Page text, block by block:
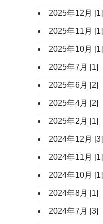
2025年12月 [1]
2025年11月 [1]
2025年10月 [1]
2025年7月 [1]
2025年6月 [2]
2025年4月 [2]
2025年2月 [1]
2024年12月 [3]
2024年11月 [1]
2024年10月 [1]
2024年8月 [1]
2024年7月 [3]